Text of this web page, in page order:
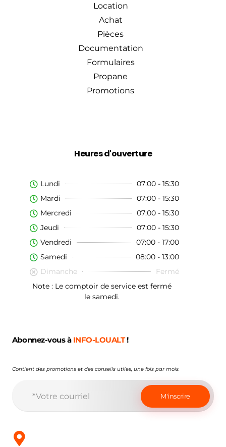
Location
Achat
Pièces
Documentation
Formulaires
Propane
Promotions
Heures d'ouverture
Lundi
07:00 - 15:30
Mardi
07:00 - 15:30
Mercredi
07:00 - 15:30
Jeudi
07:00 - 15:30
Vendredi
07:00 - 17:00
Samedi
08:00 - 13:00
Dimanche
Fermé
Note : Le comptoir de service est fermé
le samedi.
Abonnez-vous à INFO-LOUALT!
Contient des promotions et des conseils utiles, une fois par mois.